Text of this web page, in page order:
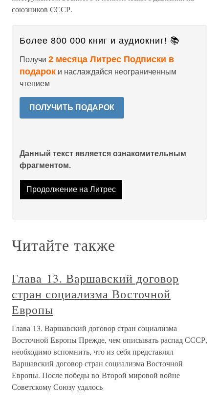
союзников СССР.
Более 800 000 книг и аудиокниг! 📚
Получи 2 месяца Литрес Подписки в
подарок и наслаждайся неограниченным
чтением
ПОЛУЧИТЬ ПОДАРОК
Данный текст является ознакомительным
фрагментом.
Продолжение на Литрес
Читайте также
Глава 13. Варшавский договор
стран социализма Восточной
Европы
Глава 13. Варшавский договор стран социализма
Восточной Европы Прежде, чем описывать распад СССР,
необходимо вспомнить, что из себя представлял
Варшавский договор стран социализма Восточной
Европы. После победы во Второй мировой войне
Советскому Союзу удалось